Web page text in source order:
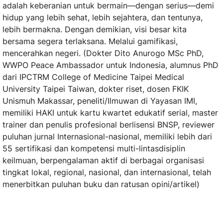
adalah keberanian untuk bermain—dengan serius—demi
hidup yang lebih sehat, lebih sejahtera, dan tentunya,
lebih bermakna. Dengan demikian, visi besar kita
bersama segera terlaksana. Melalui gamifikasi,
mencerahkan negeri. (Dokter Dito Anurogo MSc PhD,
WWPO Peace Ambassador untuk Indonesia, alumnus PhD
dari IPCTRM College of Medicine Taipei Medical
University Taipei Taiwan, dokter riset, dosen FKIK
Unismuh Makassar, peneliti/Ilmuwan di Yayasan IMI,
memiliki HAKI untuk kartu kwartet edukatif serial, master
trainer dan penulis profesional berlisensi BNSP, reviewer
puluhan jurnal Internasional-nasional, memiliki lebih dari
55 sertifikasi dan kompetensi multi-lintasdisiplin
keilmuan, berpengalaman aktif di berbagai organisasi
tingkat lokal, regional, nasional, dan internasional, telah
menerbitkan puluhan buku dan ratusan opini/artikel)